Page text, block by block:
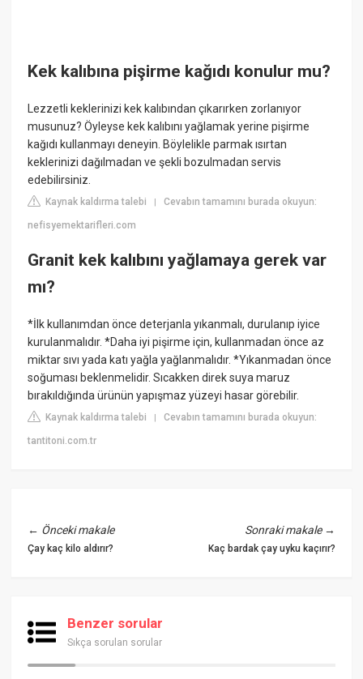
Kek kalıbına pişirme kağıdı konulur mu?
Lezzetli keklerinizi kek kalıbından çıkarırken zorlanıyor
musunuz? Öyleyse kek kalıbını yağlamak yerine pişirme
kağıdı kullanmayı deneyin. Böylelikle parmak ısırtan
keklerinizi dağılmadan ve şekli bozulmadan servis
edebilirsiniz.
Kaynak kaldırma talebi |Cevabın tamamını burada okuyun:
nefisyemektarifleri.com
Granit kek kalıbını yağlamaya gerek var
mı?
*İlk kullanımdan önce deterjanla yıkanmalı, durulanıp iyice
kurulanmalıdır. *Daha iyi pişirme için, kullanmadan önce az
miktar sıvı yada katı yağla yağlanmalıdır. *Yıkanmadan önce
soğuması beklenmelidir. Sıcakken direk suya maruz
bırakıldığında ürünün yapışmaz yüzeyi hasar görebilir.
Kaynak kaldırma talebi |Cevabın tamamını burada okuyun:
tantitoni.com.tr
← Önceki makale
Çay kaç kilo aldırır?
Sonraki makale→
Kaç bardak çay uyku kaçırır?
Benzer sorular
Sıkça sorulan sorular